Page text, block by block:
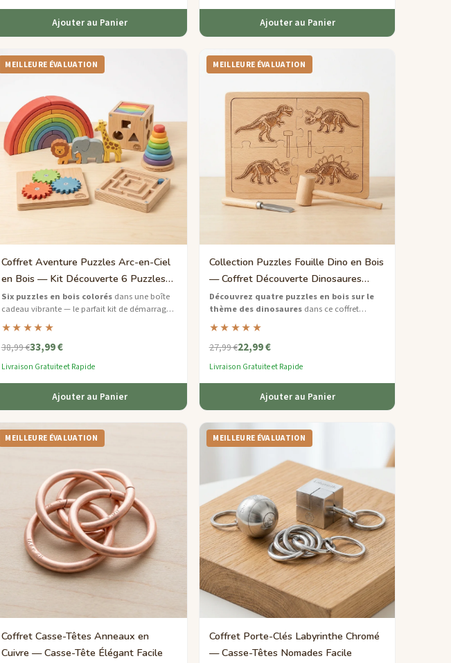
Ajouter au Panier Ajouter au Panier
MEILLEURE ÉVALUATION
Coffret Aventure Puzzles Arc-en-Ciel
en Bois — Kit Découverte 6 Puzzles
Facile
Six puzzles en bois colorésdans une boîte
cadeau vibrante — le parfait kit de démarrage
pour les jeunes aventuriers des puzzles âgés de
5 ans et plus.
★★★★★
38,99 €33,99 €
Livraison Gratuite et Rapide
Ajouter au Panier
MEILLEURE ÉVALUATION
Collection Puzzles Fouille Dino en Bois
— Coffret Découverte Dinosaures
Facile
Découvrez quatre puzzles en bois sur le
thème des dinosauresdans ce coffret
amusant — des casse-têtes faciles qui donnent
vie à des aventures préhistoriques.
★★★★★
27,99 €22,99 €
Livraison Gratuite et Rapide
Ajouter au Panier
MEILLEURE ÉVALUATION
Coffret Casse-Têtes Anneaux en
Cuivre — Casse-Tête Élégant Facile
MEILLEURE ÉVALUATION
Coffret Porte-Clés Labyrinthe Chromé
— Casse-Têtes Nomades Facile